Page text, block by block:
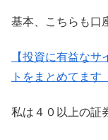
基本、こちらも口
【投資に有益な
トをまとめてます
私は４０以上の証